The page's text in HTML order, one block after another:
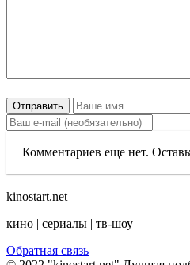
Отправить
Комментариев еще нет.
kinostart.net
кино | сериалы | тв-шоу
Обратная связь